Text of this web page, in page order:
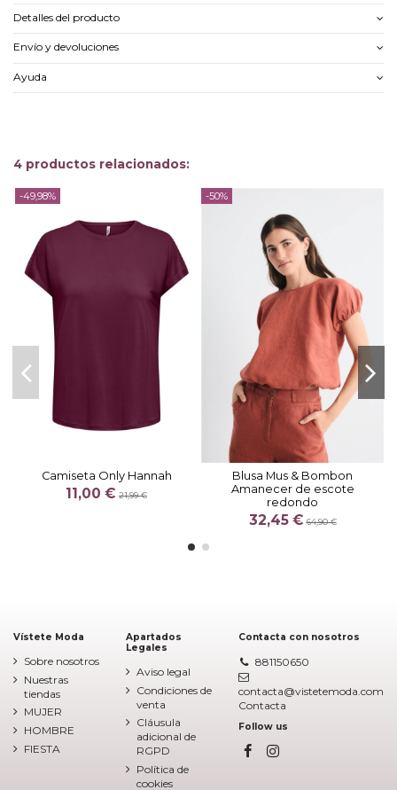
Detalles del producto
Envío y devoluciones
Ayuda
4 productos relacionados:
-49,98%
Camiseta Only Hannah
11,00 € 21,99 €
-50%
Blusa Mus & Bombon
Amanecer de escote
redondo
32,45 €64,90 €
Vístete Moda
Sobre nosotros
Nuestras
tiendas
MUJER
HOMBRE
FIESTA
Apartados
Legales
Aviso legal
Condiciones de
venta
Cláusula
adicional de
RGPD
Política de
cookies
Contacta con nosotros
881150650
contacta@vistetemoda.com
Contacta
Follow us